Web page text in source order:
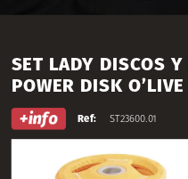
SET LADY DISCOS Y
POWER DISK O’LIVE
Ref: ST23600.01